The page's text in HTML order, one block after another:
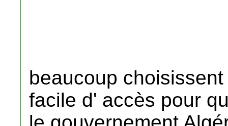
beaucoup
facile d' accès pour